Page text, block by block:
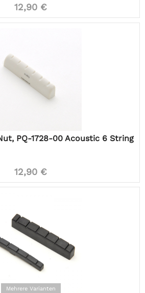
12,90 €
PQ-1728-00 Acoustic 6 String
12,90 €
Mehrere Varianten